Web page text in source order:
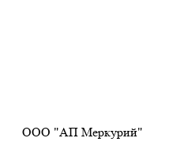
ООО "АП Меркурий"